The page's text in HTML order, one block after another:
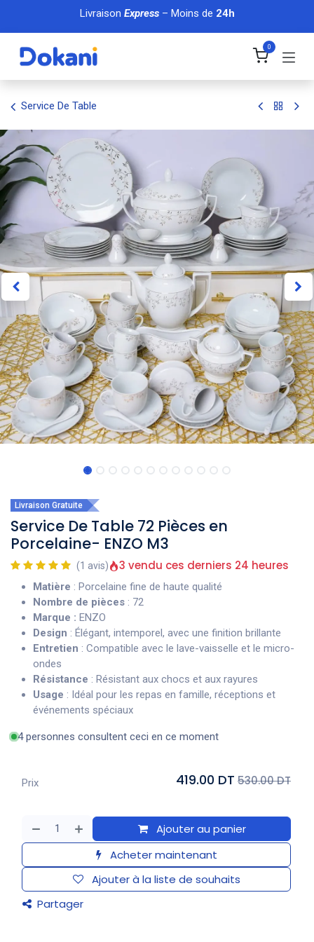
Se rendre au contenu
Livraison Express– Moins de 24h
0
Service De Table
Livraison Gratuite
Service De Table 72 Pièces en
Porcelaine- ENZO M3
(1 avis) 3 vendu ces derniers 24 heures
Matière : Porcelaine fine de haute qualité
Nombre de pièces : 72
Marque : ENZO
Design : Élégant, intemporel, avec une finition brillante
Entretien : Compatible avec le lave-vaisselle et le micro-
ondes
Résistance : Résistant aux chocs et aux rayures
Usage : Idéal pour les repas en famille, réceptions et
événements spéciaux
4 personnes consultent ceci en ce moment
Ajouter au panier
Acheter maintenant
Ajouter à la liste de souhaits
Partager
Prix 419.00 DT 530.00 DT